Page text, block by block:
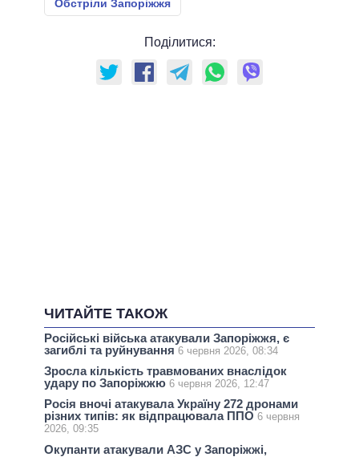
Обстріли Запоріжжя
Поділитися:
ЧИТАЙТЕ ТАКОЖ
Російські війська атакували Запоріжжя, є
загиблі та руйнування 6 червня 2026, 08:34
Зросла кількість травмованих внаслідок
удару по Запоріжжю 6 червня 2026, 12:47
Росія вночі атакувала Україну 272 дронами
різних типів: як відпрацювала ППО 6 червня
2026, 09:35
Окупанти атакували АЗС у Запоріжжі,